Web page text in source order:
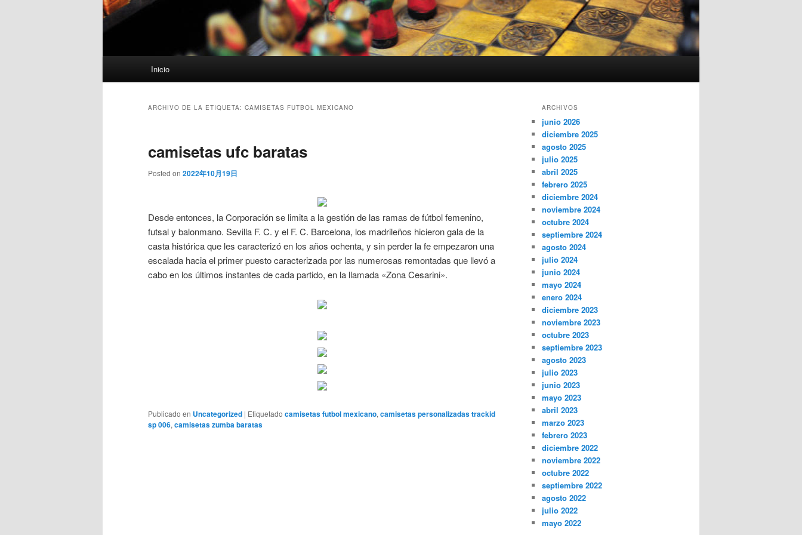
Inicio
ARCHIVO DE LA ETIQUETA: CAMISETAS FUTBOL MEXICANO
camisetas ufc baratas
Posted on 2022年10月19日
Desde entonces, la Corporación se limita a la gestión de las ramas de fútbol femenino,
futsal y balonmano. Sevilla F. C. y el F. C. Barcelona, los madrileños hicieron gala de la
casta histórica que les caracterizó en los años ochenta, y sin perder la fe empezaron una
escalada hacia el primer puesto caracterizada por las numerosas remontadas que llevó a
cabo en los últimos instantes de cada partido, en la llamada «Zona Cesarini».
Publicado en Uncategorized | Etiquetado camisetas futbol mexicano, camisetas personalizadas trackid
sp 006, camisetas zumba baratas
ARCHIVOS
junio 2026
diciembre 2025
agosto 2025
julio 2025
abril 2025
febrero 2025
diciembre 2024
noviembre 2024
octubre 2024
septiembre 2024
agosto 2024
julio 2024
junio 2024
mayo 2024
enero 2024
diciembre 2023
noviembre 2023
octubre 2023
septiembre 2023
agosto 2023
julio 2023
junio 2023
mayo 2023
abril 2023
marzo 2023
febrero 2023
diciembre 2022
noviembre 2022
octubre 2022
septiembre 2022
agosto 2022
julio 2022
mayo 2022